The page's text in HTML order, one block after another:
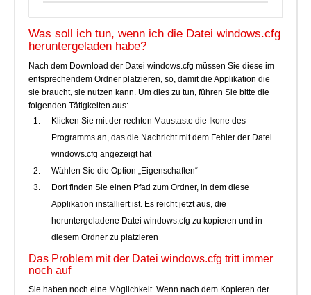
Was soll ich tun, wenn ich die Datei windows.cfg
heruntergeladen habe?
Nach dem Download der Datei windows.cfg müssen Sie diese im
entsprechendem Ordner platzieren, so, damit die Applikation die
sie braucht, sie nutzen kann. Um dies zu tun, führen Sie bitte die
folgenden Tätigkeiten aus:
Klicken Sie mit der rechten Maustaste die Ikone des
Programms an, das die Nachricht mit dem Fehler der Datei
windows.cfg angezeigt hat
Wählen Sie die Option „Eigenschaften“
Dort finden Sie einen Pfad zum Ordner, in dem diese
Applikation installiert ist. Es reicht jetzt aus, die
heruntergeladene Datei windows.cfg zu kopieren und in
diesem Ordner zu platzieren
Das Problem mit der Datei windows.cfg tritt immer
noch auf
Sie haben noch eine Möglichkeit. Wenn nach dem Kopieren der